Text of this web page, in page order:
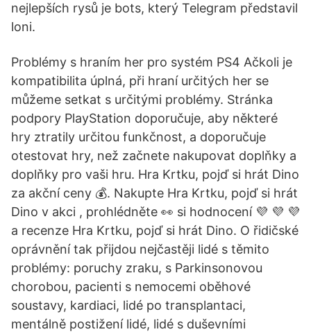
nejlepších rysů je bots, který Telegram představil
loni.
Problémy s hraním her pro systém PS4 Ačkoli je
kompatibilita úplná, při hraní určitých her se
můžeme setkat s určitými problémy. Stránka
podpory PlayStation doporučuje, aby některé
hry ztratily určitou funkčnost, a doporučuje
otestovat hry, než začnete nakupovat doplňky a
doplňky pro vaši hru. Hra Krtku, pojď si hrát Dino
za akční ceny 💰. Nakupte Hra Krtku, pojď si hrát
Dino v akci , prohlédněte 👀 si hodnocení 💜 💜 💜
a recenze Hra Krtku, pojď si hrát Dino. O řidičské
oprávnění tak přijdou nejčastěji lidé s těmito
problémy: poruchy zraku, s Parkinsonovou
chorobou, pacienti s nemocemi oběhové
soustavy, kardiaci, lidé po transplantaci,
mentálně postižení lidé, lidé s duševními